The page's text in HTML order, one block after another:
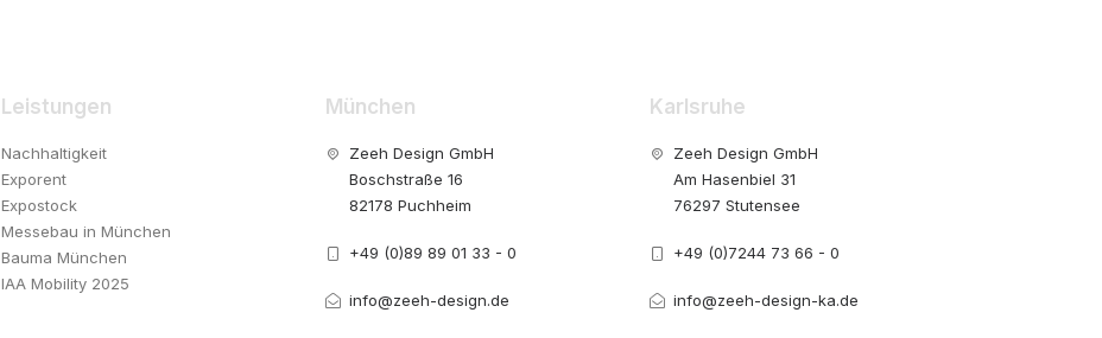
Leistungen
Nachhaltigkeit
Exporent
Expostock
Messebau in München
Bauma München
IAA Mobility 2025
München
Zeeh Design GmbH
Boschstraße 16
82178 Puchheim
+49 (0)89 89 01 33 - 0
info@zeeh-design.de
Karlsruhe
Zeeh Design GmbH
Am Hasenbiel 31
76297 Stutensee
+49 (0)7244 73 66 - 0
info@zeeh-design-ka.de